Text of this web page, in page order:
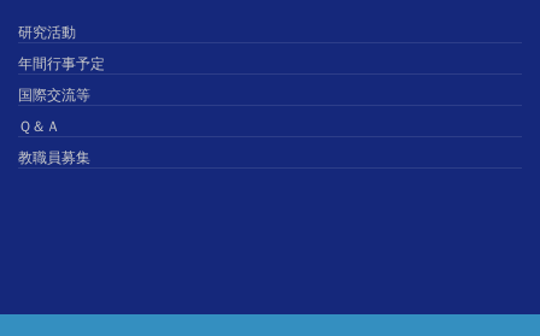
研究活動
年間行事予定
国際交流等
Ｑ＆Ａ
教職員募集